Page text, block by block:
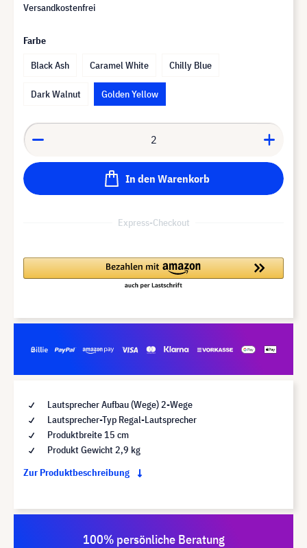
Versandkostenfrei
Farbe
Black Ash
Caramel White Chilly Blue
Dark Walnut Golden Yellow
In den Warenkorb
Express-Checkout
Lautsprecher Aufbau (Wege) 2-Wege
Lautsprecher-Typ Regal-Lautsprecher
Produktbreite 15 cm
Produkt Gewicht 2,9 kg
Zur Produktbeschreibung
100% persönliche Beratung